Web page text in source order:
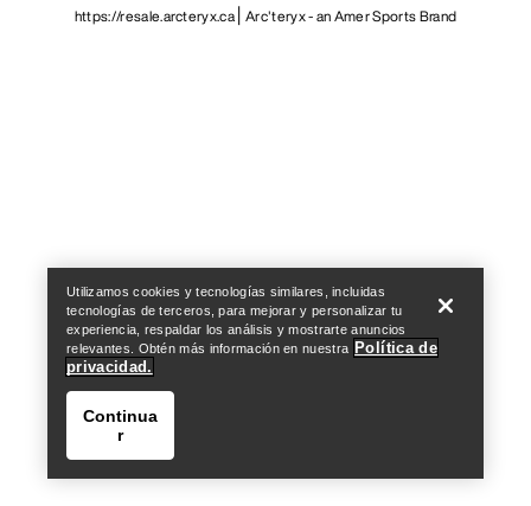
https://resale.arcteryx.ca Arc'teryx - an Amer Sports Brand
Utilizamos cookies y tecnologías similares, incluidas
tecnologías de terceros, para mejorar y personalizar tu
experiencia, respaldar los análisis y mostrarte anuncios
relevantes. Obtén más información en nuestra Política de
privacidad.
Continua
r